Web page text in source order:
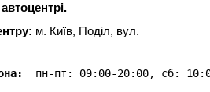
і.
м. Київ, Поділ, вул.
пн-пт: 09:00-20:00, сб: